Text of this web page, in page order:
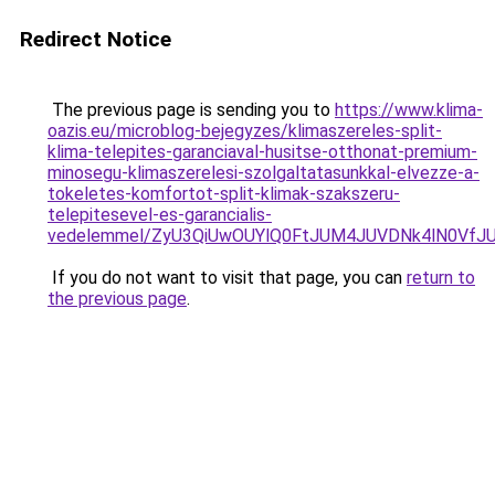
Redirect Notice
The previous page is sending you to https://www.klima-
oazis.eu/microblog-bejegyzes/klimaszereles-split-
klima-telepites-garanciaval-husitse-otthonat-premium-
minosegu-klimaszerelesi-szolgaltatasunkkal-elvezze-a-
tokeletes-komfortot-split-klimak-szakszeru-
telepitesevel-es-garancialis-
vedelemmel/
If you do not want to visit that page, you can return to
the previous page.